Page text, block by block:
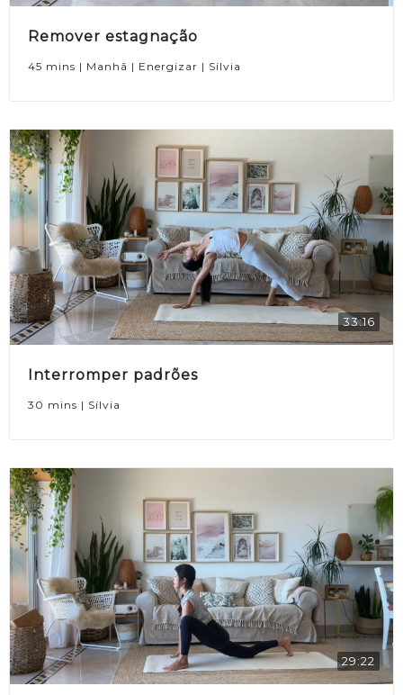
Remover estagnação
45 mins | Manhã | Energizar | Sílvia
33:16
Interromper padrões
30 mins | Sílvia
29:22